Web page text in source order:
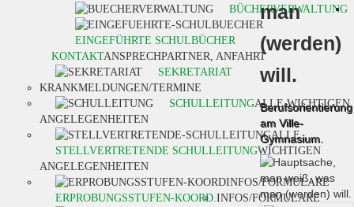
man
(werden)
will.
Berufsorientierung
am Ville-
Gymnasium.
BÜCHERVERWALTUNG
EINGEFÜHRTE SCHULBÜCHER
KONTAKTANSPRECHPARTNER, ANFAHRT
SEKRETARIAT
KRANKMELDUNGEN/TERMINE
SCHULLEITUNGALLE WICHTIGEN
ANGELEGENHEITEN
STELLVERTRETENDE SCHULLEITUNG
ALLE
WICHTIGEN
ANGELEGENHEITEN
ERPROBUNGSSTUFEN-KOORD.
INFOS/FORMULARE
INFOS/FORMULARE